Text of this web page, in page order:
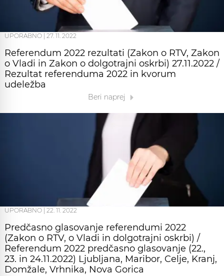
UPORABNO 27. 11. 2022
Referendum 2022 rezultati (Zakon o RTV, Zakon
o Vladi in Zakon o dolgotrajni oskrbi) 27.11.2022 /
Rezultat referenduma 2022 in kvorum
udeležba
Beri naprej
UPORABNO 22. 11. 2022
Predčasno glasovanje referendumi 2022
(Zakon o RTV, o Vladi in dolgotrajni oskrbi) /
Referendum 2022 predčasno glasovanje (22.,
23. in 24.11.2022) Ljubljana, Maribor, Celje, Kranj,
Domžale, Vrhnika, Nova Gorica